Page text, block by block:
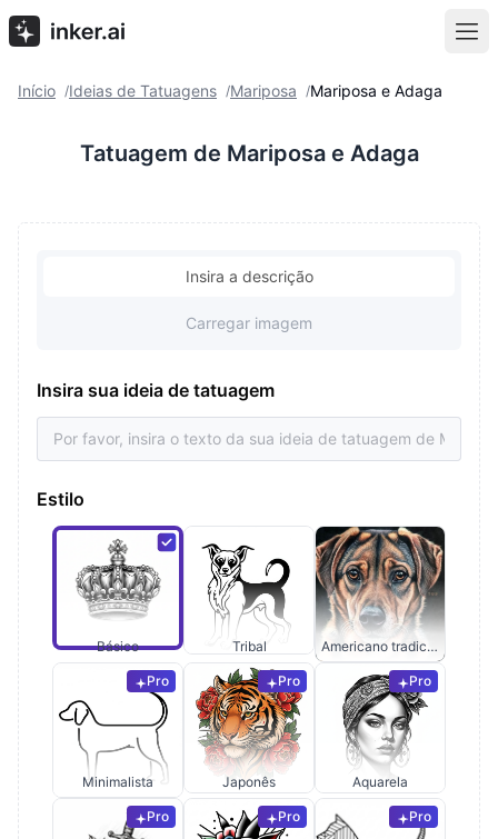
Início /Ideias de Tatuagens /Mariposa /Mariposa e Adaga
Tatuagem de Mariposa e Adaga
Insira a descrição
Carregar imagem
Insira sua ideia de tatuagem
Estilo
Básico Tribal Americano tradicional
Pro
Minimalista
Pro
Japonês
Pro
Aquarela
Pro Pro Pro